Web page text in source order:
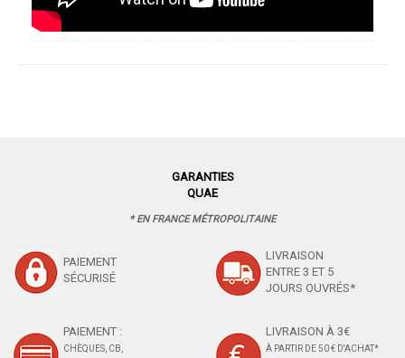
GARANTIES
QUAE
* EN FRANCE MÉTROPOLITAINE
PAIEMENT
SÉCURISÉ
LIVRAISON
ENTRE 3 ET 5
JOURS OUVRÉS*
PAIEMENT :
CHÈQUES, CB,
LIVRAISON À 3€
À PARTIR DE 50 € D'ACHAT*